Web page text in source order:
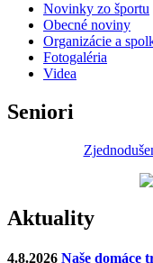
Novinky zo športu
Obecné noviny
Organizácie a
Fotogaléria
Videa
Seniori
Aktuality
4.8.2026 Naše domáce